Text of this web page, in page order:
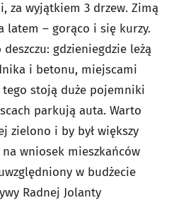
za wyjątkiem 3 drzew. Zimą
latem – gorąco i się kurzy.
gdzieniegdzie leżą
i betonu, miejscami
stoją duże pojemniki
parkują auta. Warto
zielono i by był większy
na wniosek mieszkańców
w budżecie
Radnej Jolanty